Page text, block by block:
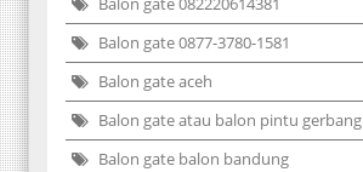
Balon gate 0877-3780-1581
Balon gate aceh
Balon gate atau balon pintu gerbang
Balon gate balon bandung